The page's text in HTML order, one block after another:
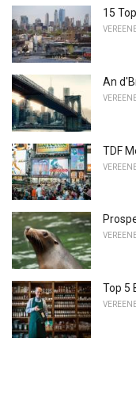
15
An
TDF
Top 5